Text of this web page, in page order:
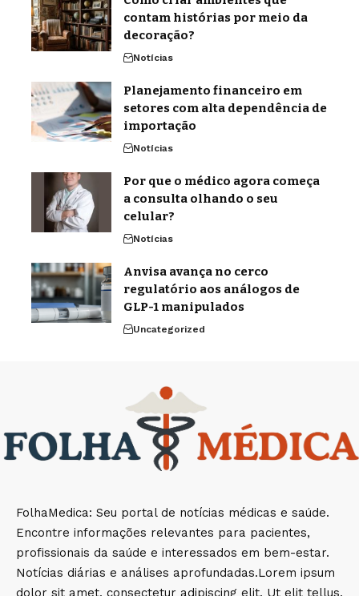
contam histórias por meio da
decoração?
Notícias
Planejamento financeiro em
setores com alta dependência de
importação
Notícias
Por que o médico agora começa
a consulta olhando o seu
celular?
Notícias
Anvisa avança no cerco
regulatório aos análogos de
GLP-1 manipulados
Uncategorized
FolhaMedica: Seu portal de notícias médicas e saúde.
Encontre informações relevantes para pacientes,
profissionais da saúde e interessados em bem-estar.
Notícias diárias e análises aprofundadas.Lorem ipsum
dolor sit amet, consectetur adipiscing elit. Ut elit tellus,